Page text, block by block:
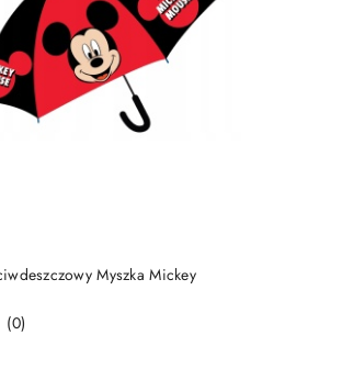
Myszka Mickey
(0)
PRODUKT NIEDOSTĘPNY